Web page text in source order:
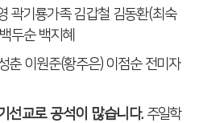
곽기룡가족 김갑철 김동환(최숙
두순 백지혜
춘 이원준(황주은) 이점순 전미자
선교로 공석이 많습니다.주일학